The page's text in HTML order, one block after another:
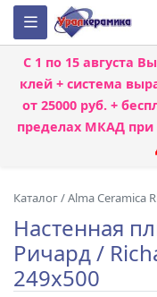
С 1 по 15 августа
клей + система
от 25000 руб. +
пределах МКАД при
Каталог/Alma Ceramica
Настенная
Ричард /
249x500